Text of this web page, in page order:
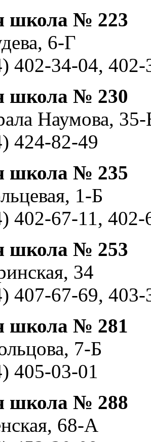
школа № 223
6-Г
402-34-04, 402-
школа № 230
Наумова,
424-82-49
школа № 235
1-Б
402-67-11, 402-
школа № 253
34
407-67-69, 403-
школа № 281
7-Б
405-03-01
школа № 288
68-А